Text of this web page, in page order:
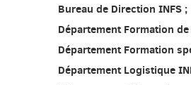
Bureau de Direction INFS ;
Département Formation
Département Formation
Département Logistique